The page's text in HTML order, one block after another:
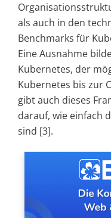
als auch in den
Benchmarks für
Eine Ausnahme
Kubernetes, der
Kubernetes bis zur
gibt auch dieses
darauf, wie einfach
sind [3].